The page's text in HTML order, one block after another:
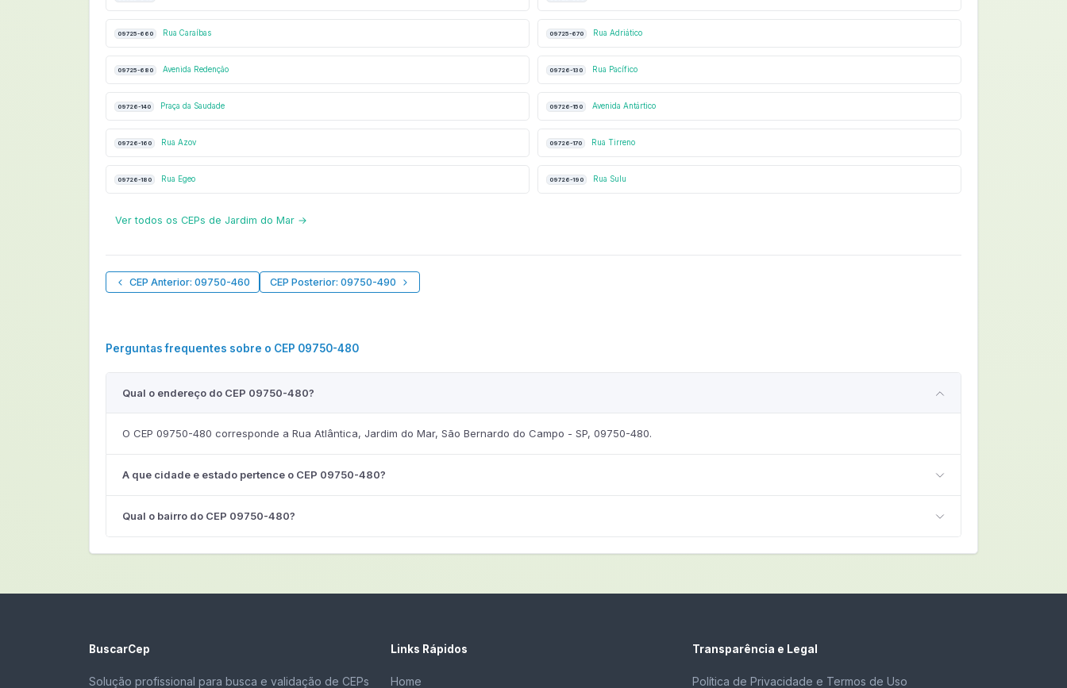
09725-660 Rua Caraíbas 09725-670 Rua Adriático
09725-680 Avenida Redenção 09726-130 Rua Pacífico
09726-140 Praça da Saudade 09726-150 Avenida Antártico
09726-160 Rua Azov 09726-170 Rua Tirreno
09726-180 Rua Egeo 09726-190 Rua Sulu
Ver todos os CEPs de Jardim do Mar →
CEP Anterior: 09750-460 CEP Posterior: 09750-490
Perguntas frequentes sobre o CEP 09750-480
Qual o endereço do CEP 09750-480?
O CEP 09750-480 corresponde a Rua Atlântica, Jardim do Mar, São Bernardo do Campo - SP, 09750-480.
A que cidade e estado pertence o CEP 09750-480?
Qual o bairro do CEP 09750-480?
BuscarCep
Solução profissional para busca e validação de CEPs
Links Rápidos
Home
Transparência e Legal
Política de Privacidade e Termos de Uso